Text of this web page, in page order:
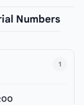
Numbers
1